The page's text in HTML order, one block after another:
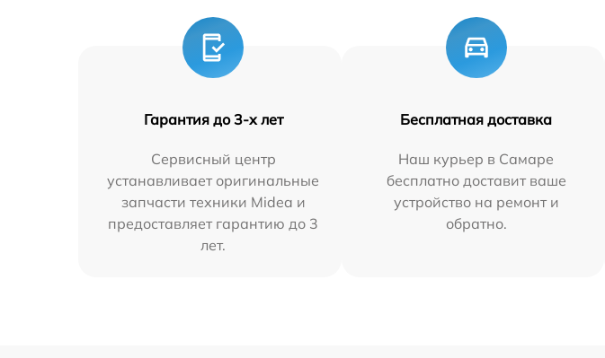
Гарантия до 3-х лет
Сервисный центр
устанавливает оригинальные
запчасти техники Midea и
предоставляет гарантию до 3
лет.
Бесплатная доставка
Наш курьер в Самаре
бесплатно доставит ваше
устройство на ремонт и
обратно.